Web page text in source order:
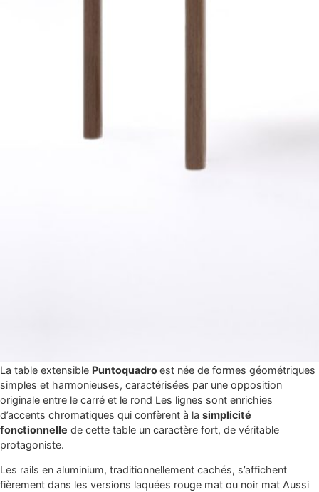
La table extensible Puntoquadroest née de formes géométriques
simples et harmonieuses, caractérisées par une opposition
originale entre le carré et le rond Les lignes sont enrichies
d’accents chromatiques qui confèrent à la simplicité
fonctionnelle de cette table un caractère fort, de véritable
protagoniste.
Les rails en aluminium, traditionnellement cachés, s’affichent
fièrement dans les versions laquées rouge mat ou noir mat Aussi